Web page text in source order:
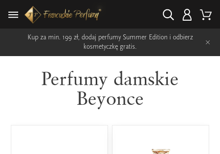
Kup za min. 199 zł, dodaj perfumy Summer Edition i odbierz
kosmetyczkę gratis.
×
Perfumy damskie
Beyonce